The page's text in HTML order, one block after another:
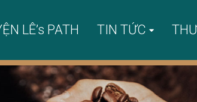
LÊ’s PATH TIN TỨC